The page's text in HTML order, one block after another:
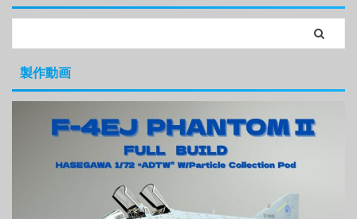
製作動画